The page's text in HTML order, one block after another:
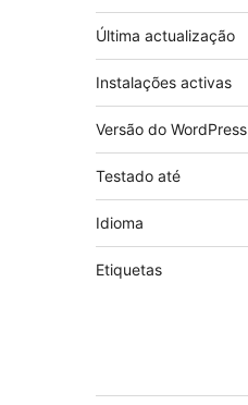
Última actualização
Instalações activas
Versão do WordPress
Testado até
Idioma
Etiquetas